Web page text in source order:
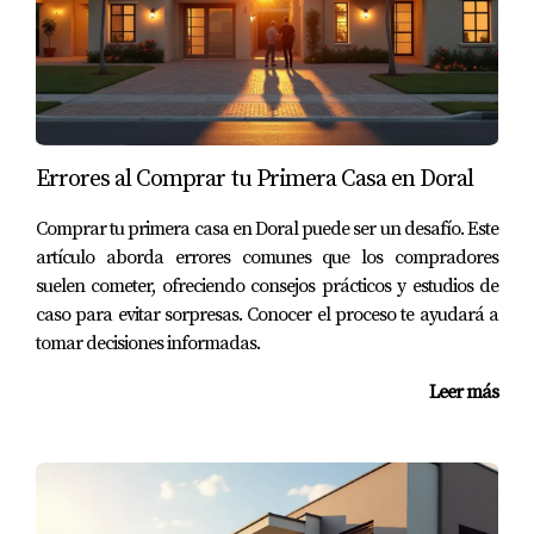
áreas recreativas. Los compradores desean vivir
cerca de parques, escuelas y tiendas locales. Esto
significa que las propiedades ubicadas en
vecindarios vibrantes y accesibles están viendo un
aumento significativo en su valor. Una familia con
barrio con buenas escuelas públicas y parques
cercanos, incluso si eso significa pagar un poco más
por la propiedad. Este enfoque proactivo hacia la
ubicación está redefiniendo lo que significa "buena
NATURALES
Errores al Comprar tu Primera Casa en Doral
Comprar tu primera casa en Doral puede ser un desafío. Este
artículo aborda errores comunes que los compradores
suelen cometer, ofreciendo consejos prácticos y estudios de
caso para evitar sorpresas. Conocer el proceso te ayudará a
tomar decisiones informadas.
Leer más